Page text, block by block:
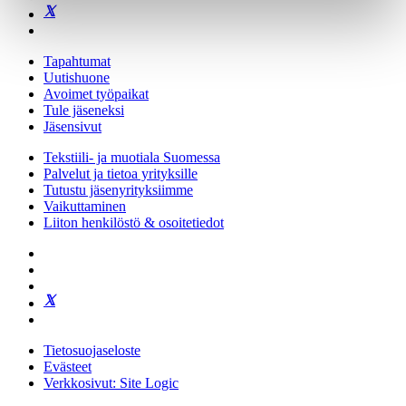
Tapahtumat
Uutishuone
Avoimet työpaikat
Tule jäseneksi
Jäsensivut
Tekstiili- ja muotiala Suomessa
Palvelut ja tietoa yrityksille
Tutustu jäsenyrityksiimme
Vaikuttaminen
Liiton henkilöstö & osoitetiedot
Tietosuojaseloste
Evästeet
Verkkosivut: Site Logic